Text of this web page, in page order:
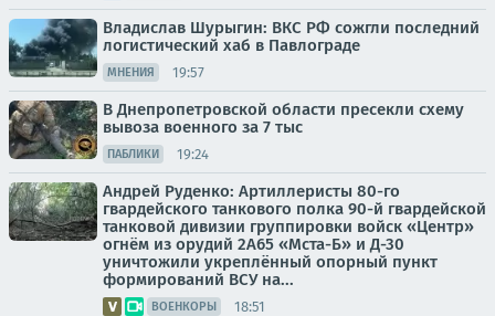
Владислав Шурыгин: ВКС РФ сожгли последний
логистический хаб в Павлограде
МНЕНИЯ 19:57
В Днепропетровской области пресекли схему
вывоза военного за 7 тыс
ПАБЛИКИ 19:24
Андрей Руденко: Артиллеристы 80-го
гвардейского танкового полка 90-й гвардейской
танковой дивизии группировки войск «Центр»
огнём из орудий 2А65 «Мста-Б» и Д-30
уничтожили укреплённый опорный пункт
формирований ВСУ на...
ВОЕНКОРЫ 18:51